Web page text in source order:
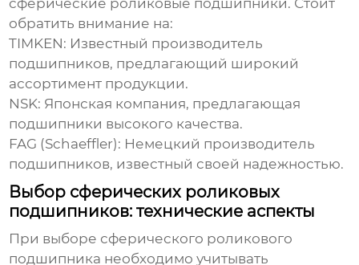
сферические роликовые подшипники. Стоит
обратить внимание на:
TIMKEN: Известный производитель
подшипников, предлагающий широкий
ассортимент продукции.
NSK: Японская компания, предлагающая
подшипники высокого качества.
FAG (Schaeffler): Немецкий производитель
подшипников, известный своей надежностью.
Выбор сферических роликовых
подшипников: технические аспекты
При выборе сферического роликового
подшипника необходимо учитывать